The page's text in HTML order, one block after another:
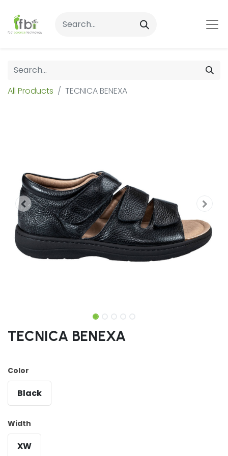
All Products TECNICA BENEXA
TECNICA BENEXA
Color
Black
Width
XW